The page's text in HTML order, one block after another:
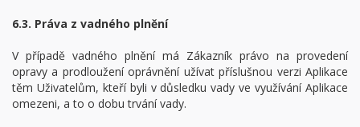
6.3. Práva z vadného plnění
V případě vadného plnění má Zákazník právo na provedení
opravy a prodloužení oprávnění užívat příslušnou verzi Aplikace
těm Uživatelům, kteří byli v důsledku vady ve využívání Aplikace
omezeni, a to o dobu trvání vady.